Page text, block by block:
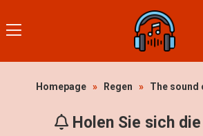
Homepage » Regen » The sound
Holen Sie sich